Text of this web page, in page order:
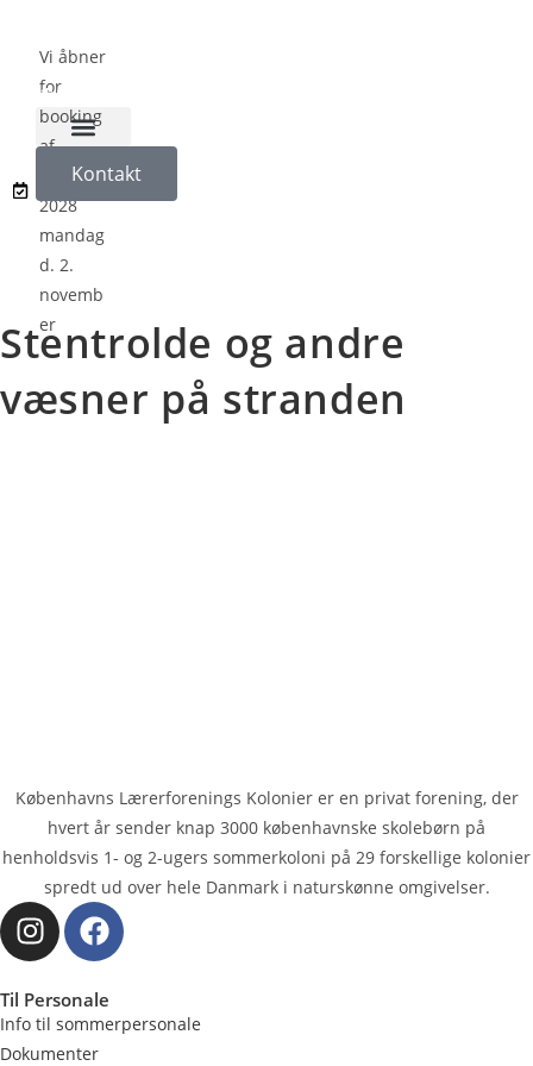
Vi åbner
for
booking
af
sæson
2028
mandag
d. 2.
novemb
er
Kontakt
Stentrolde og andre
væsner på stranden
Københavns Lærerforenings Kolonier er en privat forening, der
hvert år sender knap 3000 køben­havnske skolebørn på
henholdsvis 1- og 2-ugers sommerkoloni på 29 forskellige kolonier
spredt ud over hele Danmark i naturskønne omgivelser.
Til Personale
Info til sommerpersonale
Dokumenter